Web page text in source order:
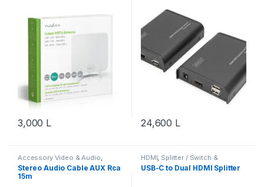
3,000 L 24,600 L
Accessory Video & Audio
Audio Hardware, Kabuj &
Adapterë,Nedis,Video & Audio,
Video & Audio
Stereo Audio Cable AUX Rca
15m
HDMI Splitter / Switch &
Extender Video & Audio, Video
& Audio
USB-C to Dual HDMI Splitter